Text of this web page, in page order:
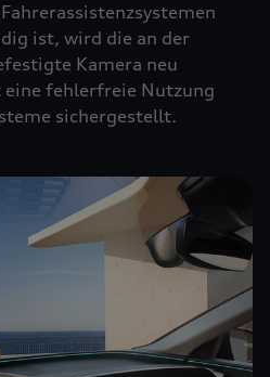
ist, wird die an der
Kamera neu
fehlerfreie Nutzung
sichergestellt.